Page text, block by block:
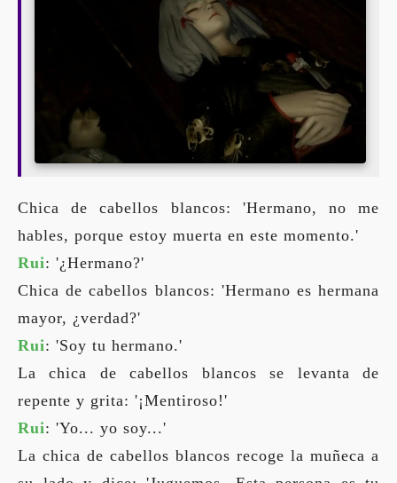
Chica de cabellos blancos: 'Hermano, no me
hables, porque estoy muerta en este momento.'
Rui: '¿Hermano?'
Chica de cabellos blancos: 'Hermano es hermana
mayor, ¿verdad?'
Rui: 'Soy tu hermano.'
La chica de cabellos blancos se levanta de
repente y grita: '¡Mentiroso!'
Rui: 'Yo... yo soy...'
La chica de cabellos blancos recoge la muñeca a